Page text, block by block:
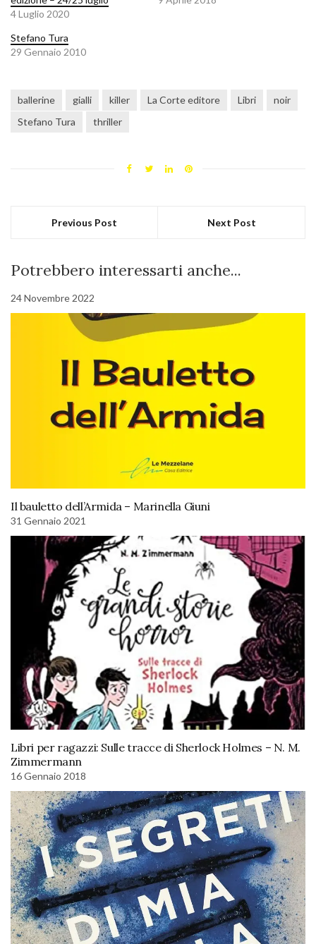
4 Luglio 2020
Stefano Tura
29 Gennaio 2010
ballerine gialli killer La Corte editore Libri
noir
Stefano Tura
thriller
Previous Post Next Post
Potrebbero interessarti anche...
24 Novembre 2022
Il bauletto dell’Armida – Marinella Giuni
31 Gennaio 2021
Libri per ragazzi: Sulle tracce di Sherlock Holmes – N. M.
Zimmermann
16 Gennaio 2018